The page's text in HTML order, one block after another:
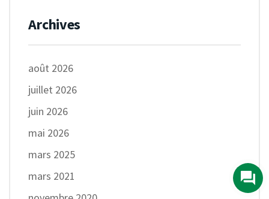
Archives
août 2026
juillet 2026
juin 2026
mai 2026
mars 2025
mars 2021